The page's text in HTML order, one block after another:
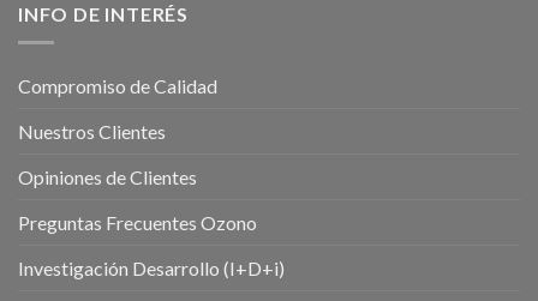
INFO DE INTERÉS
Compromiso de Calidad
Nuestros Clientes
Opiniones de Clientes
Preguntas Frecuentes Ozono
Investigación Desarrollo (I+D+i)